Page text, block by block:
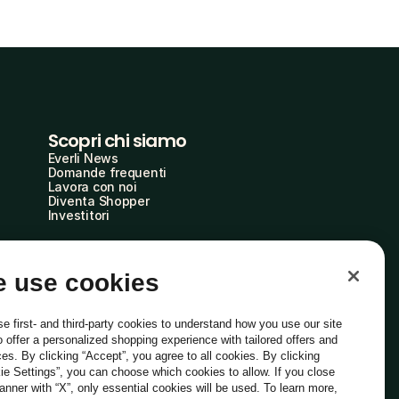
Scopri chi siamo
Everli News
Domande frequenti
Lavora con noi
Diventa Shopper
Investitori
Italiano
use cookies
first- and third-party cookies to understand how you use our site
offer a personalized shopping experience with tailored offers and
By clicking “Accept”, you agree to all cookies. By clicking
Settings”, you can choose which cookies to allow. If you close
with “X”, only essential cookies will be used. To learn more,